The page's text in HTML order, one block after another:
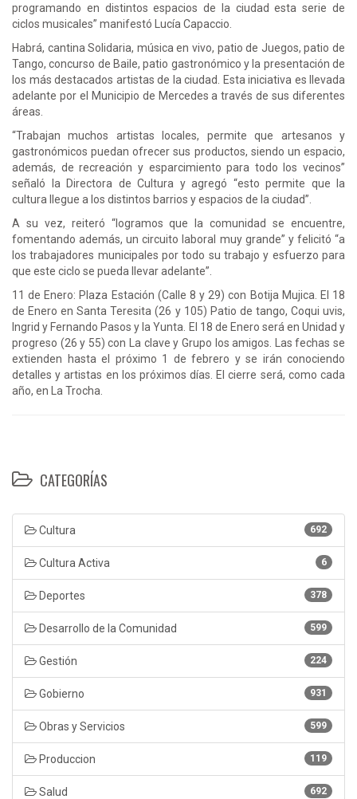
programando en distintos espacios de la ciudad esta serie de
ciclos musicales” manifestó Lucía Capaccio.
Habrá, cantina Solidaria, música en vivo, patio de Juegos, patio de
Tango, concurso de Baile, patio gastronómico y la presentación de
los más destacados artistas de la ciudad. Esta iniciativa es llevada
adelante por el Municipio de Mercedes a través de sus diferentes
áreas.
“Trabajan muchos artistas locales, permite que artesanos y
gastronómicos puedan ofrecer sus productos, siendo un espacio,
además, de recreación y esparcimiento para todo los vecinos”
señaló la Directora de Cultura y agregó “esto permite que la
cultura llegue a los distintos barrios y espacios de la ciudad”.
A su vez, reiteró “logramos que la comunidad se encuentre,
fomentando además, un circuito laboral muy grande” y felicitó “a
los trabajadores municipales por todo su trabajo y esfuerzo para
que este ciclo se pueda llevar adelante”.
11 de Enero: Plaza Estación (Calle 8 y 29) con Botija Mujica. El 18
de Enero en Santa Teresita (26 y 105) Patio de tango, Coqui uvis,
Ingrid y Fernando Pasos y la Yunta. El 18 de Enero será en Unidad y
progreso (26 y 55) con La clave y Grupo los amigos. Las fechas se
extienden hasta el próximo 1 de febrero y se irán conociendo
detalles y artistas en los próximos días. El cierre será, como cada
año, en La Trocha.
CATEGORÍAS
692
Cultura
6
Cultura Activa
378
Deportes
599
Desarrollo de la Comunidad
224
Gestión
931
Gobierno
599
Obras y Servicios
119
Produccion
692
Salud